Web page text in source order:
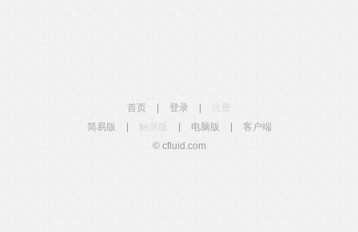
首页 登录
简易版
触屏版 电脑版
客户端
© cfluid.com